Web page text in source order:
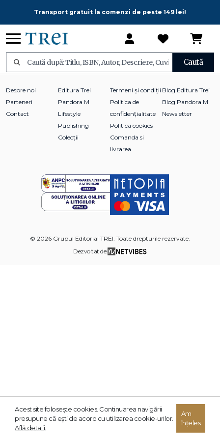
Transport gratuit la comenzi de peste 149 lei!
Caută
Despre noi
Parteneri
Contact
Editura Trei
Pandora M
Lifestyle
Publishing
Colecții
Termeni și condiții
Politica de
confidențialitate
Politica cookies
Comanda si
livrarea
Blog Editura Trei
Blog Pandora M
Newsletter
© 2026 Grupul Editorial TREI. Toate drepturile rezervate.
Dezvoltat de:
Acest site foloseşte cookies. Continuarea navigării
presupune că eşti de acord cu utilizarea cookie-urilor.
Află detalii.
Am
înțeles